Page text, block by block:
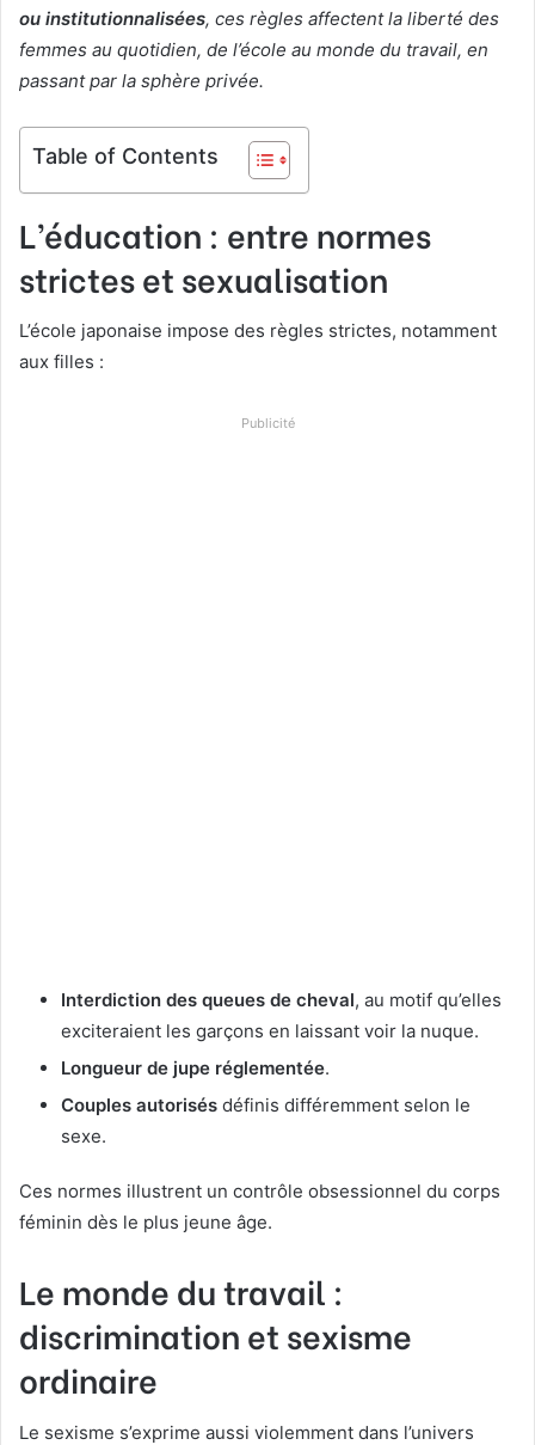
ou institutionnalisées, ces règles affectent la liberté des
femmes au quotidien, de l’école au monde du travail, en
passant par la sphère privée.
Table of Contents
L’éducation : entre normes
strictes et sexualisation
L’école japonaise impose des règles strictes, notamment
aux filles :
Publicité
Interdiction des queues de cheval, au motif qu’elles
exciteraient les garçons en laissant voir la nuque.
Longueur de jupe réglementée.
Couples autorisés définis différemment selon le
sexe.
Ces normes illustrent un contrôle obsessionnel du corps
féminin dès le plus jeune âge.
Le monde du travail :
discrimination et sexisme
ordinaire
Le sexisme s’exprime aussi violemment dans l’univers